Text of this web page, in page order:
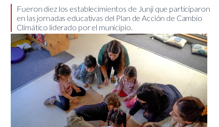
​Fueron diez los establecimientos de Junji que participaron
en las jornadas educativas del Plan de Acción de Cambio
Climático liderado por el municipio.